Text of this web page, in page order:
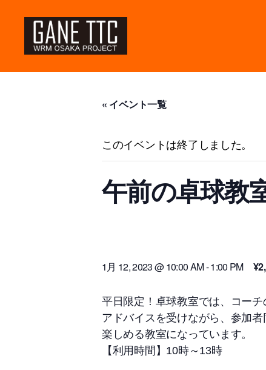
« イベント一覧
このイベントは終了しました。
午前の卓球教
1月 12, 2023 @ 10:00 AM-1:00 PM
平日限定！卓球教室では、コー
アドバイスを受けながら、参加
楽しめる教室になっています。
【利用時間】10時～13時